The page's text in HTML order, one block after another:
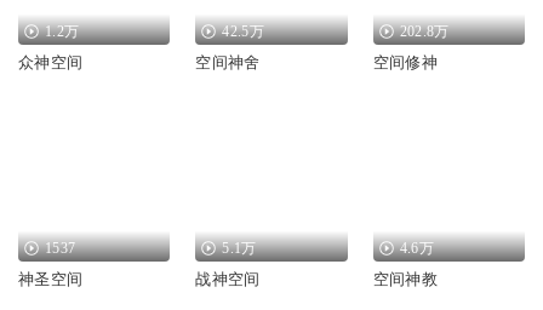
1.2万
众神空间
42.5万
空间神舍
202.8万
空间修神
1537
神圣空间
5.1万
战神空间
4.6万
空间神教